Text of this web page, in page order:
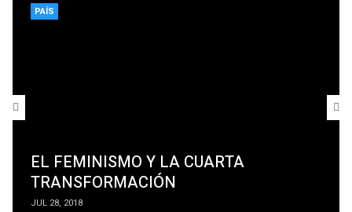
PAÍS
EL FEMINISMO Y LA CUARTA
TRANSFORMACIÓN
JUL 28, 2018